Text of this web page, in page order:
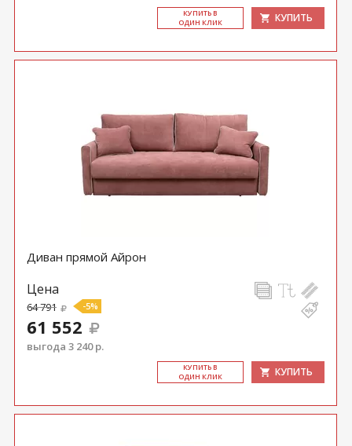
КУ­ПИТЬ В
ОДИН КЛИК
КУПИТЬ
Диван прямой Айрон
Цена
64 791 -5%
61 552
выгода 3 240 р.
КУ­ПИТЬ В
ОДИН КЛИК
КУПИТЬ